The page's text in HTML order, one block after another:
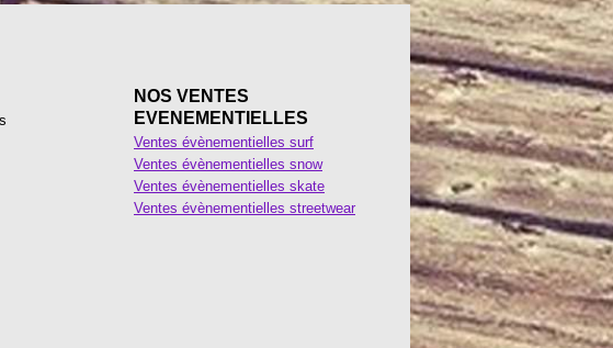
NOS VENTES
EVENEMENTIELLES
Ventes évènementielles surf
Ventes évènementielles snow
Ventes évènementielles skate
Ventes évènementielles streetwear